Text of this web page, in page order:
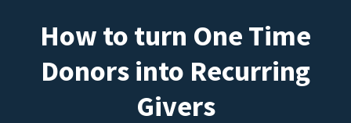
How to turn One Time
Donors into Recurring
Givers